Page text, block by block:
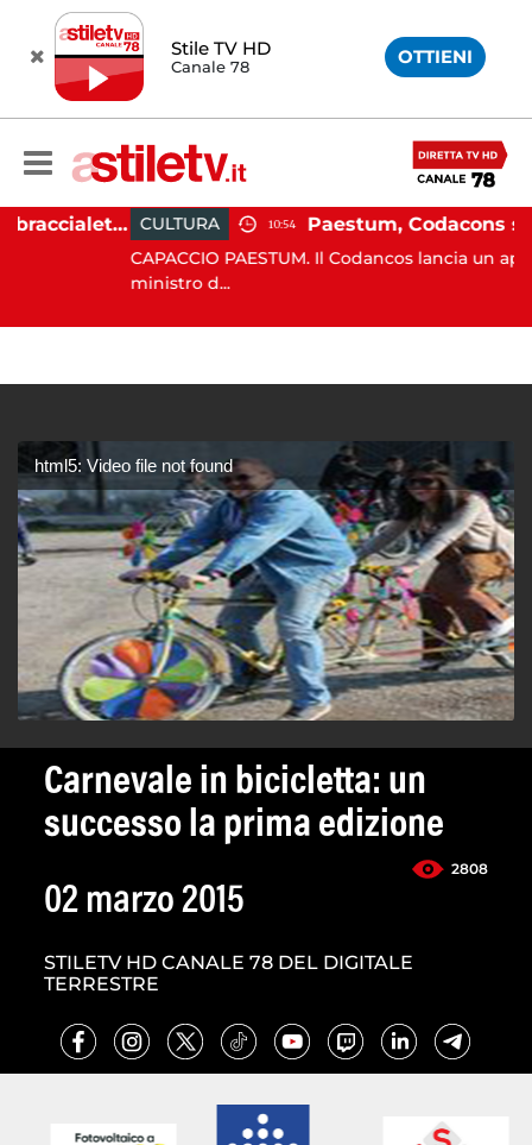
Stile TV HD
Canale 78 OTTIENI
Martina Carbonaro, braccialetto elettronico per i genitori della 14enne uccisa dall'ex CULTURA 10:54
CAPACCIO PAESTUM. Il Codancos lancia un appello al
ministro d...
html5: Video file not found
Carnevale in bicicletta: un
successo la prima edizione
2808
02 marzo 2015
STILETV HD CANALE 78 DEL DIGITALE
TERRESTRE